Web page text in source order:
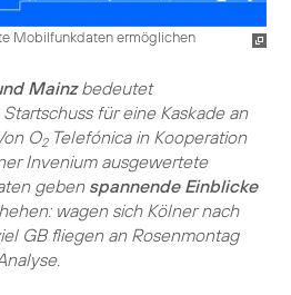
Mobilfunkdaten ermöglichen
Mainzbedeutet
für eine Kaskade an
O2Telefónica in Kooperation
Invenium ausgewertete
geben spannende Einblicke
wagen sich Kölner nach
GB fliegen an Rosenmontag